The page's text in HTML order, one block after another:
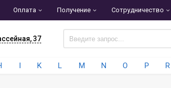
Оплата Получение Сотрудничество
37
I K L M N O P R